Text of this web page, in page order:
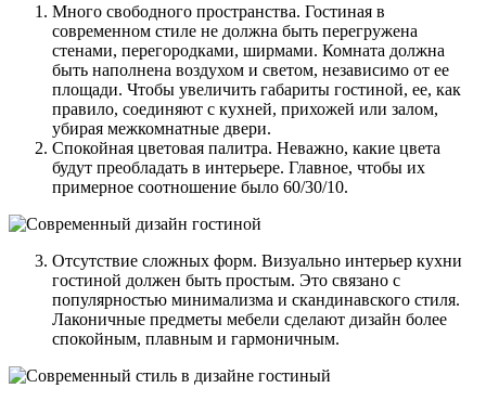
Много свободного пространства. Гостиная в
современном стиле не должна быть перегружена
стенами, перегородками, ширмами. Комната должна
быть наполнена воздухом и светом, независимо от ее
площади. Чтобы увеличить габариты гостиной, ее, как
правило, соединяют с кухней, прихожей или залом,
убирая межкомнатные двери.
Спокойная цветовая палитра. Неважно, какие цвета
будут преобладать в интерьере. Главное, чтобы их
примерное соотношение было 60/30/10.
Отсутствие сложных форм. Визуально интерьер кухни
гостиной должен быть простым. Это связано с
популярностью минимализма и скандинавского стиля.
Лаконичные предметы мебели сделают дизайн более
спокойным, плавным и гармоничным.